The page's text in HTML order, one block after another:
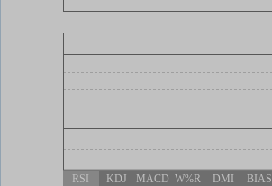
RSI KDJ MACD W%R DMI BIAS